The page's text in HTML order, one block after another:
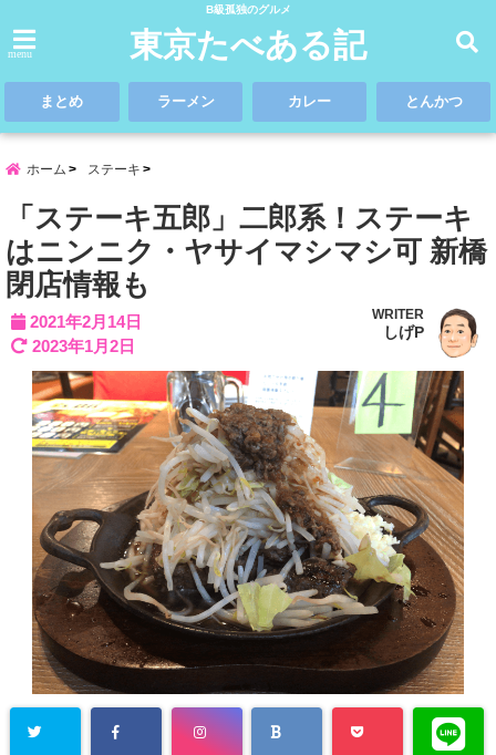
B級孤独のグルメ
menu 東京たべある記
まとめ ラーメン カレー とんかつ
ホーム ステーキ
「ステーキ五郎」二郎系！ステーキ
はニンニク・ヤサイマシマシ可 新橋
閉店情報も
2021年2月14日
2023年1月2日
WRITER
しげP